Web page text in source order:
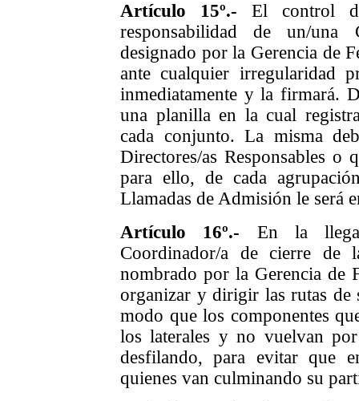
Artículo 15º.- El control
responsabilidad de un/una
designado por la Gerencia de
ante cualquier irregularidad
inmediatamente y la firmará.
una planilla en la cual
cada conjunto. La misma
Directores/as Responsables o
para ello, de cada
Llamadas de Admisión le será
Artículo 16º.- En la
Coordinador/a de cierre de
nombrado por la Gerencia de
organizar y dirigir las rutas de
modo que los componentes
los laterales y no vuelvan
desfilando, para evitar que
quienes van culminando su